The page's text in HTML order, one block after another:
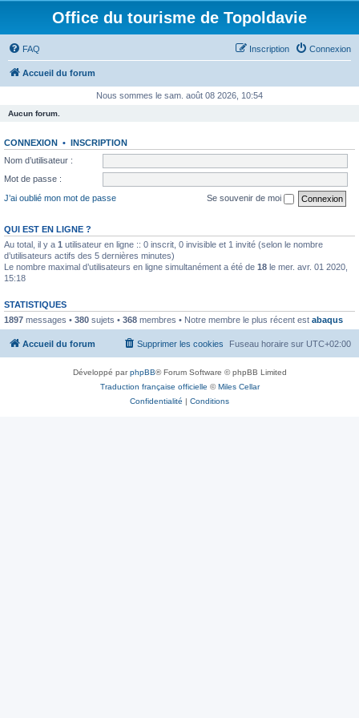
Office du tourisme de Topoldavie
FAQ Connexion
Inscription
Accueil du forum
Nous sommes le sam. août 08 2026, 10:54
Aucun forum.
CONNEXION • INSCRIPTION
Nom d’utilisateur :
Mot de passe :
J’ai oublié mon mot de passe
Se souvenir de moi
QUI EST EN LIGNE ?
Au total, il y a 1 utilisateur en ligne :: 0 inscrit, 0 invisible et 1 invité (selon le nombre
d’utilisateurs actifs des 5 dernières minutes)
Le nombre maximal d’utilisateurs en ligne simultanément a été de 18 le mer. avr. 01 2020,
15:18
STATISTIQUES
1897 messages • 380 sujets • 368 membres • Notre membre le plus récent est abaqus
Accueil du forum Fuseau horaire sur UTC+02:00
Supprimer les cookies
Développé parphpBB® Forum Software © phpBB Limited
Traduction française officielle ©Miles Cellar
Confidentialité | Conditions